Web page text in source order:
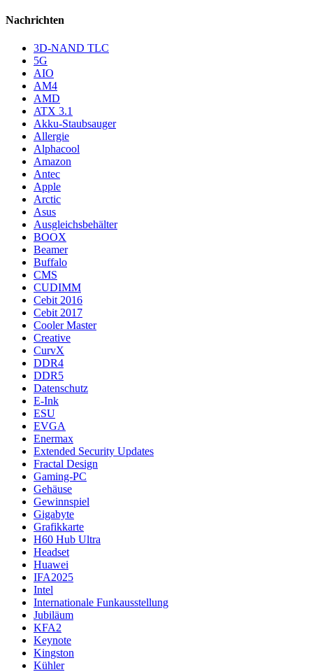
Nachrichten
3D-NAND TLC
5G
AIO
AM4
AMD
ATX 3.1
Akku-Staubsauger
Allergie
Alphacool
Amazon
Antec
Apple
Arctic
Asus
Ausgleichsbehälter
BOOX
Beamer
Buffalo
CMS
CUDIMM
Cebit 2016
Cebit 2017
Cooler Master
Creative
CurvX
DDR4
DDR5
Datenschutz
E-Ink
ESU
EVGA
Enermax
Extended Security Updates
Fractal Design
Gaming-PC
Gehäuse
Gewinnspiel
Gigabyte
Grafikkarte
H60 Hub Ultra
Headset
Huawei
IFA2025
Intel
Internationale Funkausstellung
Jubiläum
KFA2
Keynote
Kingston
Kühler